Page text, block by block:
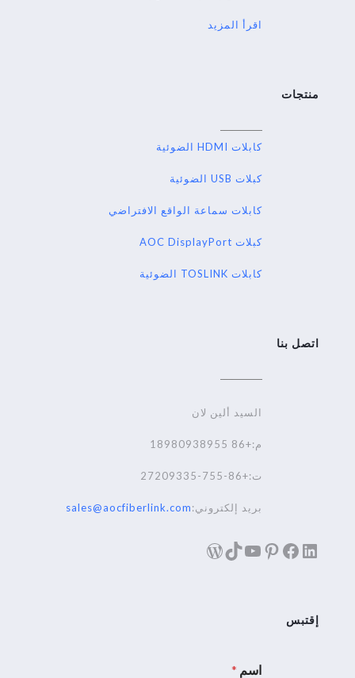
اقرأ المزيد
منتجات
كابلات HDMI الضوئية
كبلات USB الضوئية
كابلات سماعة الواقع الافتراضي
كبلات AOC DisplayPort
كابلات TOSLINK الضوئية
اتصل بنا
السيد ألين لان
م:+86 18980938955
ت:+86-755-27209335
بريد إلكتروني:sales@aocfiberlink.com
لينكد إنفيسبوك
بينترست
يوتيوب
تيك توكووردبريس
إقتبس
اسم *